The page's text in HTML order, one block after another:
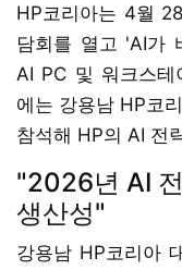
HP코리아는 4월
담회를 열고 'AI가
AI PC 및 워크스
에는 강용남 HP코
참석해 HP의 AI 전
"2026년 AI
생산성"
강용남 HP코리아